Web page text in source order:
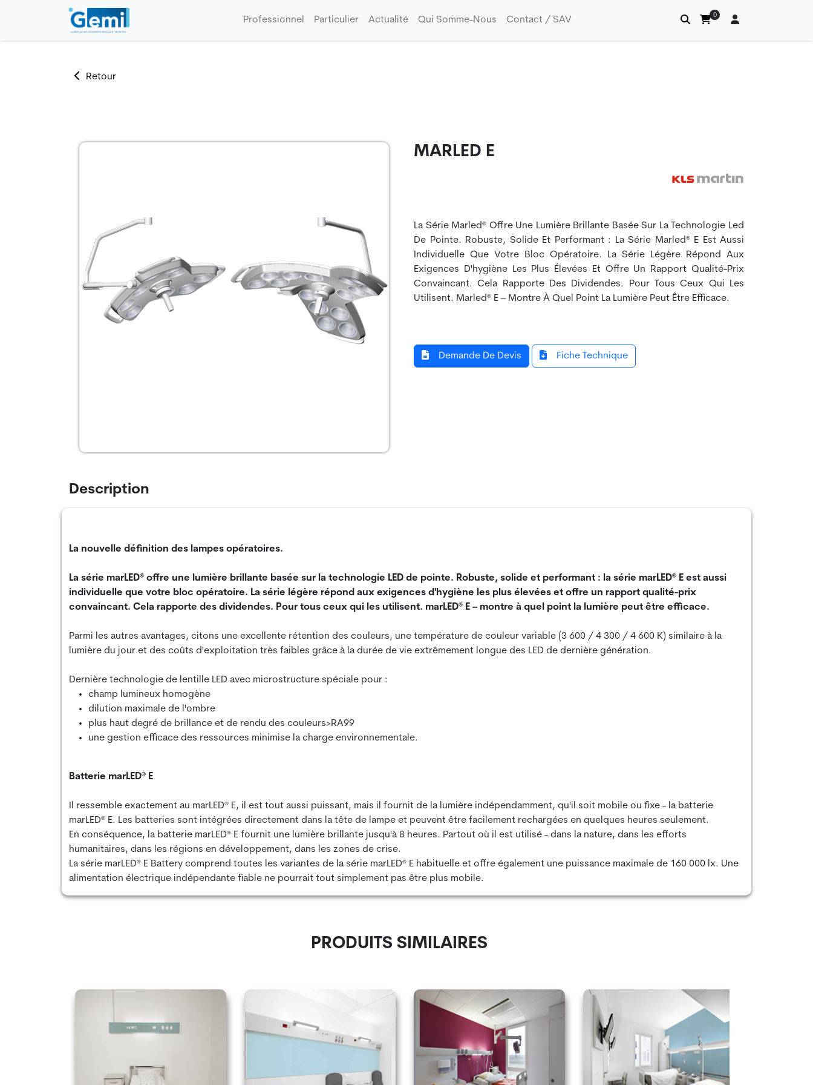
Professionnel Particulier Actualité Qui Somme-Nous Contact / SAV 0
Retour
MARLED E
La Série Marled® Offre Une Lumière Brillante Basée Sur La Technologie Led
De Pointe. Robuste, Solide Et Performant : La Série Marled® E Est Aussi
Individuelle Que Votre Bloc Opératoire. La Série Légère Répond Aux
Exigences D'hygiène Les Plus Élevées Et Offre Un Rapport Qualité-Prix
Convaincant. Cela Rapporte Des Dividendes. Pour Tous Ceux Qui Les
Utilisent. Marled® E – Montre À Quel Point La Lumière Peut Être Efficace.
Demande De Devis Fiche Technique
Description
La nouvelle définition des lampes opératoires.
La série marLED® offre une lumière brillante basée sur la technologie LED de pointe. Robuste, solide et performant : la série marLED® E est aussi
individuelle que votre bloc opératoire. La série légère répond aux exigences d'hygiène les plus élevées et offre un rapport qualité-prix
convaincant. Cela rapporte des dividendes. Pour tous ceux qui les utilisent. marLED® E – montre à quel point la lumière peut être efficace.
Parmi les autres avantages, citons une excellente rétention des couleurs, une température de couleur variable (3 600 / 4 300 / 4 600 K) similaire à la
lumière du jour et des coûts d'exploitation très faibles grâce à la durée de vie extrêmement longue des LED de dernière génération.
Dernière technologie de lentille LED avec microstructure spéciale pour :
champ lumineux homogène
dilution maximale de l'ombre
plus haut degré de brillance et de rendu des couleurs>RA99
une gestion efficace des ressources minimise la charge environnementale.
Batterie marLED® E
Il ressemble exactement au marLED® E, il est tout aussi puissant, mais il fournit de la lumière indépendamment, qu'il soit mobile ou fixe - la batterie
marLED® E. Les batteries sont intégrées directement dans la tête de lampe et peuvent être facilement rechargées en quelques heures seulement.
En conséquence, la batterie marLED® E fournit une lumière brillante jusqu'à 8 heures. Partout où il est utilisé - dans la nature, dans les efforts
humanitaires, dans les régions en développement, dans les zones de crise.
La série marLED® E Battery comprend toutes les variantes de la série marLED® E habituelle et offre également une puissance maximale de 160 000 lx. Une
alimentation électrique indépendante fiable ne pourrait tout simplement pas être plus mobile.
PRODUITS SIMILAIRES